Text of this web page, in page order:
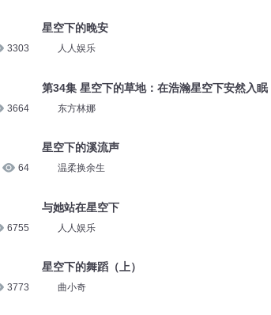
3303
3664
64
6755
3773
星空下的晚安
人人娱乐
第34集 星空下的草地：在浩瀚星空下安然入眠
东方林娜
星空下的溪流声
温柔换余生
与她站在星空下
人人娱乐
星空下的舞蹈（上）
曲小奇